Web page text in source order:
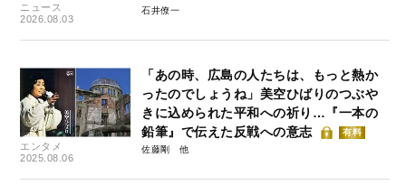
ニュース
2026.08.03
石井僚一
エンタメ
2025.08.06
「あの時、広島の人たちは、もっと熱か
ったのでしょうね」美空ひばりのつぶや
きに込められた平和への祈り…『一本の
鉛筆』で伝えた反戦への意志
有料
佐藤剛